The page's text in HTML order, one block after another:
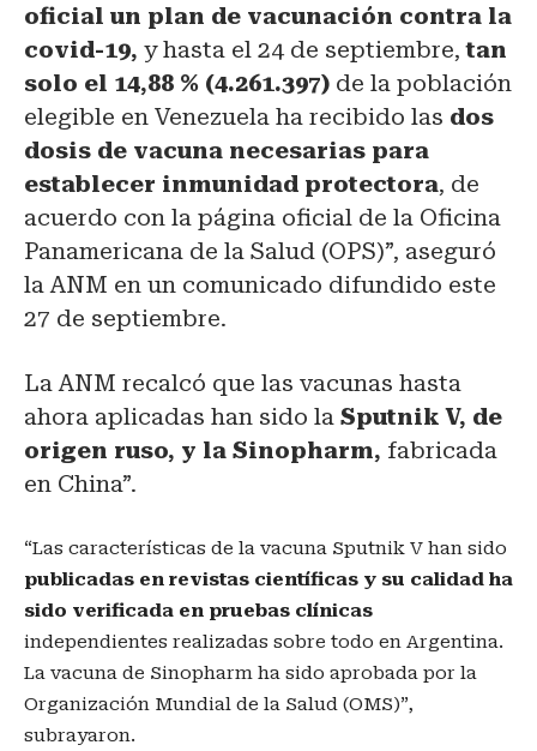
oficial un plan de vacunación contra la
covid-19, y hasta el 24 de septiembre, tan
solo el 14,88 % (4.261.397) de la población
elegible en Venezuela ha recibido las dos
dosis de vacuna necesarias para
establecer inmunidad protectora, de
acuerdo con la página oficial de la Oficina
Panamericana de la Salud (OPS)”, aseguró
la ANM en un comunicado difundido este
27 de septiembre.
La ANM recalcó que las vacunas hasta
ahora aplicadas han sido la Sputnik V, de
origen ruso, y la Sinopharm, fabricada
en China”.
“Las características de la vacuna Sputnik V han sido
publicadas en revistas científicas y su calidad ha
sido verificada en pruebas clínicas
independientes realizadas sobre todo en Argentina.
La vacuna de Sinopharm ha sido aprobada por la
Organización Mundial de la Salud (OMS)”,
subrayaron.